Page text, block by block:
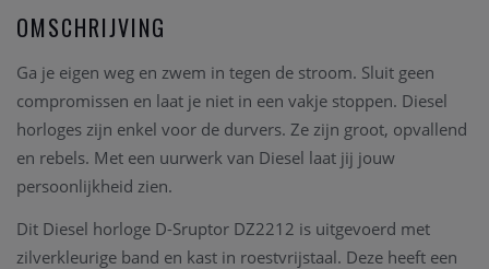
OMSCHRIJVING
Ga je eigen weg en zwem in tegen de stroom. Sluit geen
compromissen en laat je niet in een vakje stoppen. Diesel
horloges zijn enkel voor de durvers. Ze zijn groot, opvallend
en rebels. Met een uurwerk van Diesel laat jij jouw
persoonlijkheid zien.
Dit Diesel horloge D-Sruptor DZ2212 is uitgevoerd met
zilverkleurige band en kast in roestvrijstaal. Deze heeft een